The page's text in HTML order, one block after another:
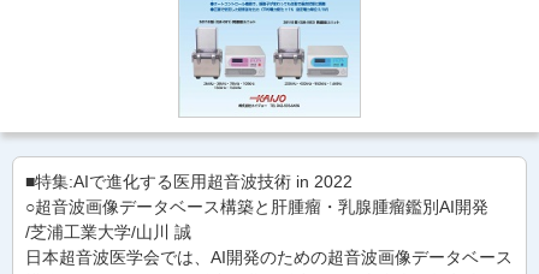
■特集:AIで進化する医用超音波技術 in 2022
○超音波画像データベース構築と肝腫瘤・乳腺腫瘤鑑別AI開発
/芝浦工業大学/山川 誠
日本超音波医学会では、AI開発のための超音波画像データベース